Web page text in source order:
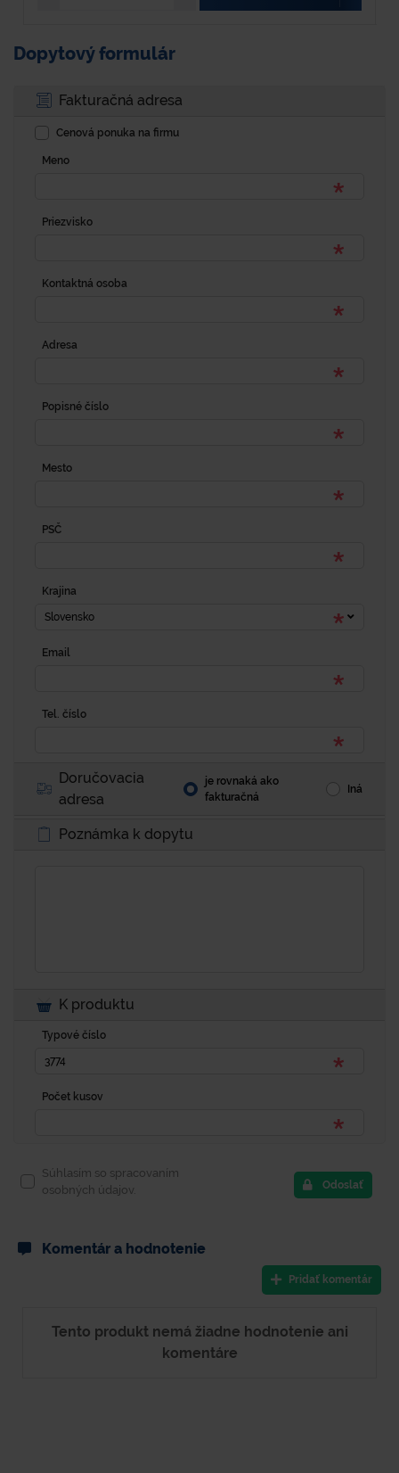
Dopytový formulár
Fakturačná adresa
Cenová ponuka na firmu
Meno
Priezvisko
Kontaktná osoba
Adresa
Popisné číslo
Mesto
PSČ
Krajina
Slovensko
Email
Tel. číslo
Doručovacia
adresa
je rovnaká ako
fakturačná
Iná
Poznámka k dopytu
K produktu
Typové číslo
Počet kusov
Súhlasím so spracovaním
osobných údajov.
Odoslať
Komentár a hodnotenie
Pridať komentár
Tento produkt nemá žiadne hodnotenie ani
komentáre